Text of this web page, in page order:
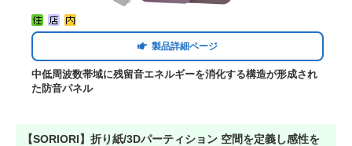
製品詳細ページ
中低周波数帯域に残留音エネルギーを消化する構造が形成され
た防音パネル
【SORIORI】折り紙/3Dパーティション 空間を定義し感性を